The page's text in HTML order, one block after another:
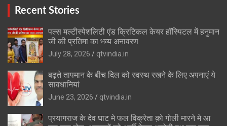
Recent Stories
पल्स मल्टीस्पेशलिटी एंड क्रिटिकल केयर हॉस्पिटल में हनुमान
जी की प्रतिमा का भव्य अनावरण
July 28, 2026
qtvindia.in
बढ़ते तापमान के बीच दिल को स्वस्थ रखने के लिए अपनाएं ये
सावधानियां
June 23, 2026
qtvindia.in
प्रयागराज के देव घाट मे फल विक्रेता क़ो गोली मारने मे आ